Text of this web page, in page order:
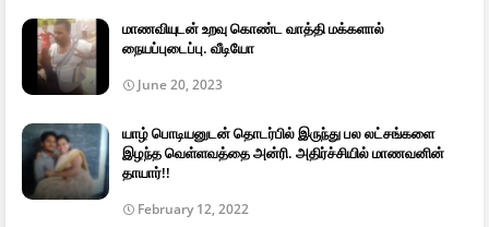
மாணவியுடன் உறவு கொண்ட வாத்தி மக்களால்
நையப்புடைப்பு. வீடியோ
June 20, 2023
யாழ் பொடியனுடன் தொடர்பில் இருந்து பல லட்சங்களை
இழந்த வெள்ளவத்தை அன்ரி. அதிர்ச்சியில் மாணவனின்
தாயார்!!
February 12, 2022